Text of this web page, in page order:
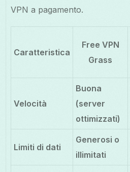
VPN a pagamento.
Caratteristica
Free VPN
Grass
Velocità
Buona
(server
ottimizzati)
Limiti di dati
Generosi o
illimitati